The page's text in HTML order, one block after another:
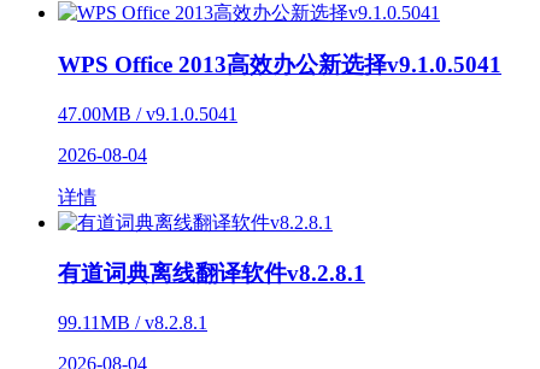
WPS Office 2013高效办公新选择v9.1.0.5041
47.00MB / v9.1.0.5041
2026-08-04
详情
有道词典离线翻译软件v8.2.8.1
99.11MB / v8.2.8.1
2026-08-04